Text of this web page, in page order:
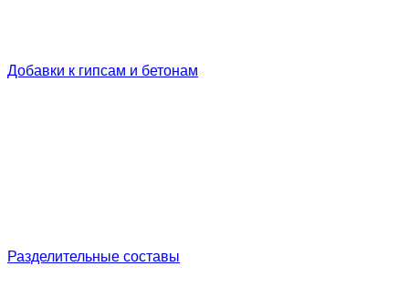
Добавки к гипсам и бетонам
Разделительные составы